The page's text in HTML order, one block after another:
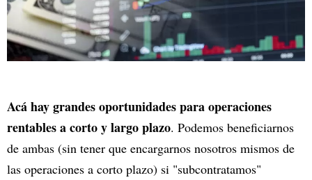
Acá hay grandes oportunidades para operaciones
rentables a corto y largo plazo. Podemos beneficiarnos
de ambas (sin tener que encargarnos nosotros mismos de
las operaciones a corto plazo) si "subcontratamos"